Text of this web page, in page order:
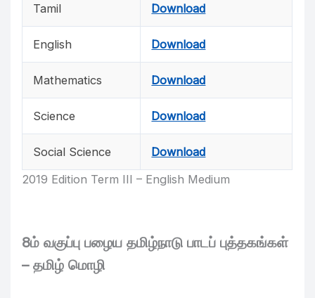
Tamil Download
English Download
Mathematics Download
Science Download
Social Science
Download
2019 Edition Term III – English Medium
8ம் வகுப்பு பழைய தமிழ்நாடு பாடப் புத்தகங்கள்
– தமிழ் மொழி